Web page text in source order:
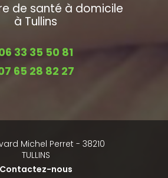
de santé à domicile
à Tullins
33 35 50 81
65 28 82 27
Michel Perret - 38210
TULLINS
Contactez-nous